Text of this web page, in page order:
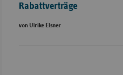
Rabattverträge
von Ulrike Elsner